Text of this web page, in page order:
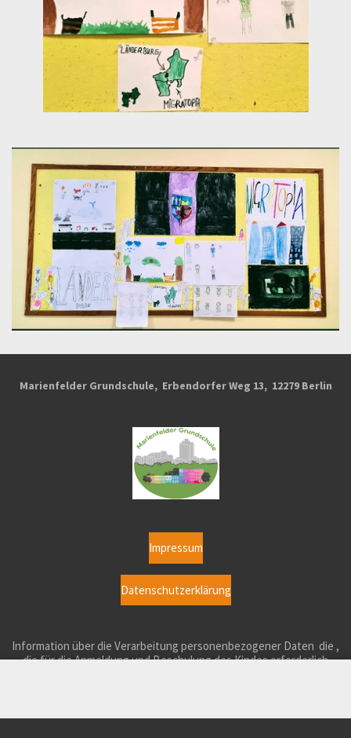
Marienfelder Grundschule, Erbendorfer Weg 13, 12279 Berlin
Impressum
Datenschutzerklärung
Information über die Verarbeitung personenbezogener Daten die ,
die für die Anmeldung und Beschulung des Kindes erforderlich